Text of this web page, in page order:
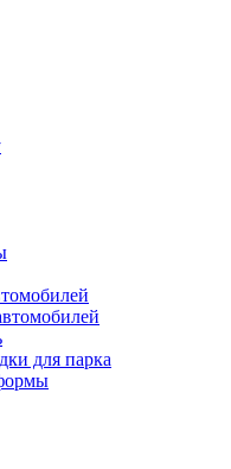
для парка